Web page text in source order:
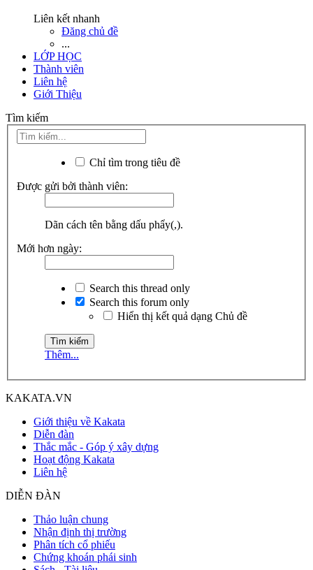
Liên kết nhanh
Đăng chủ đề
...
LỚP HỌC
Thành viên
Liên hệ
Giới Thiệu
Tìm kiếm
Chỉ tìm trong tiêu đề
Được gửi bởi thành viên:
Dãn cách tên bằng dấu phẩy(,).
Mới hơn ngày:
Search this thread only
Search this forum only
Hiển thị kết quả dạng Chủ đề
Thêm...
KAKATA.VN
Giới thiệu về Kakata
Diễn đàn
Thắc mắc - Góp ý xây dựng
Hoạt động Kakata
Liên hệ
DIỄN ĐÀN
Thảo luận chung
Nhận định thị trường
Phân tích cổ phiếu
Chứng khoán phái sinh